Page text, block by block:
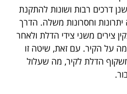
דרכים רבות ושונות להתקנת
וחסרונות משלה. הדרך
צירים משני צידי הדלת ולאחר
על הקיר. עם זאת, שיטה זו
הדלת לקיר, מה שעלול